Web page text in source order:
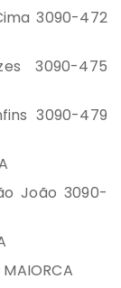
3090-472
3090-475
3090-479
João 3090-